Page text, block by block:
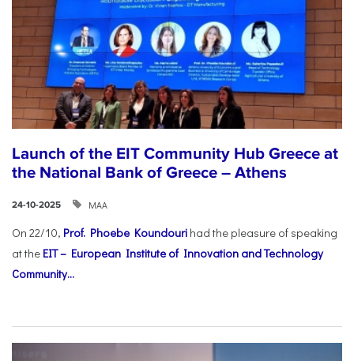
Launch of the EIT Community Hub Greece at
the National Bank of Greece – Athens
24-10-2025 ΜΑΑ
On 22/10, Prof. Phoebe Koundouri had the pleasure of speaking
at the EIT – European Institute of Innovation and Technology
Community...